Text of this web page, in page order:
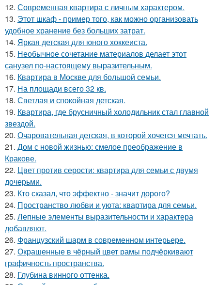
12. Современная квартира с личным характером.
13. Этот шкаф - пример того, как можно организовать
удобное хранение без больших затрат.
14. Яркая детская для юного хоккеиста.
15. Необычное сочетание материалов делает этот
санузел по-настоящему выразительным.
16. Квартира в Москве для большой семьи.
17. На площади всего 32 кв.
18. Светлая и спокойная детская.
19. Квартира, где брусничный холодильник стал главной
звездой.
20. Очаровательная детская, в которой хочется мечтать.
21. Дом с новой жизнью: смелое преображение в
Кракове.
22. Цвет против серости: квартира для семьи с двумя
дочерьми.
23. Кто сказал, что эффектно - значит дорого?
24. Пространство любви и уюта: квартира для семьи.
25. Лепные элементы выразительности и характера
добавляют.
26. Французский шарм в современном интерьере.
27. Окрашенные в чёрный цвет рамы подчёркивают
графичность пространства.
28. Глубина винного оттенка.